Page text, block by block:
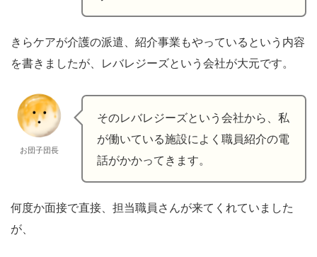
きらケアが介護の派遣、紹介事業もやっているという内容
を書きましたが、レバレジーズという会社が大元です。
お団子団長
そのレバレジーズという会社から、私
が働いている施設によく職員紹介の電
話がかかってきます。
何度か面接で直接、担当職員さんが来てくれていました
が、